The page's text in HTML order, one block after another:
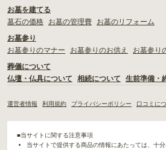
お墓を建てる
墓石の価格
お墓の管理費
お墓のリフォーム
お墓参り
お墓参りのマナー
お墓参りのお供え お墓参り
葬儀について
仏壇・仏具について
相続について 生前準備・
運営者情報 利用規約 プライバシーポリシー 口コミに
■当サイトに関する注意事項
当サイトで提供する商品の情報にあたっては、十